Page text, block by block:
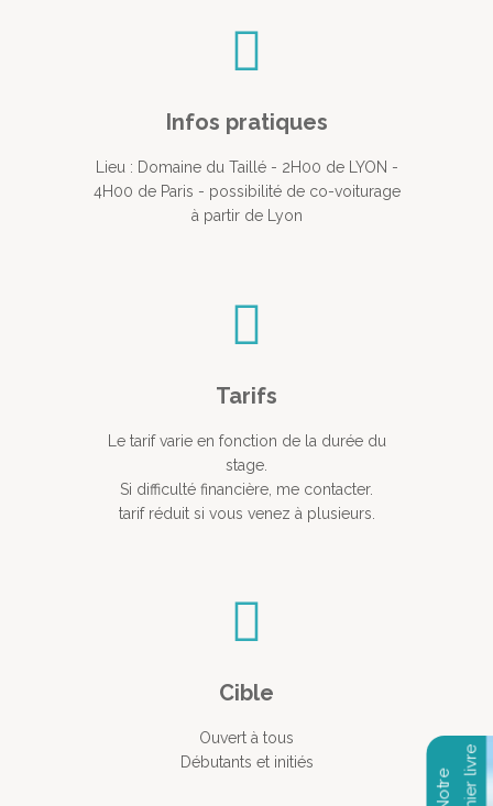
Infos pratiques
Lieu : Domaine du Taillé - 2H00 de LYON -
4H00 de Paris - possibilité de co-voiturage
à partir de Lyon
Tarifs
Le tarif varie en fonction de la durée du
stage.
Si difficulté financière, me contacter.
tarif réduit si vous venez à plusieurs.
Cible
Ouvert à tous
Débutants et initiés